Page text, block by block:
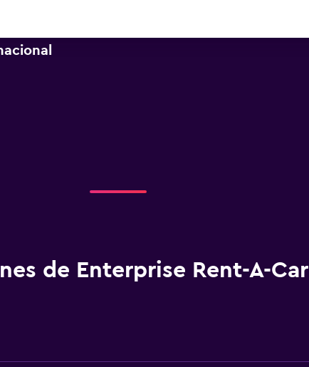
A-Car
de Enterprise Rent-A-Car